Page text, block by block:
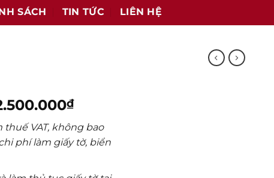
SÁCH TIN TỨC LIÊN HỆ
₫Khoảng
giá:
từ
38.500.000₫
thuế VAT, không bao
phí làm giấy tờ, biển